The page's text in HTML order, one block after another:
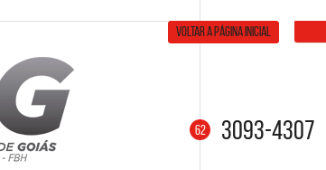
Voltar a página inicial
3093-4307